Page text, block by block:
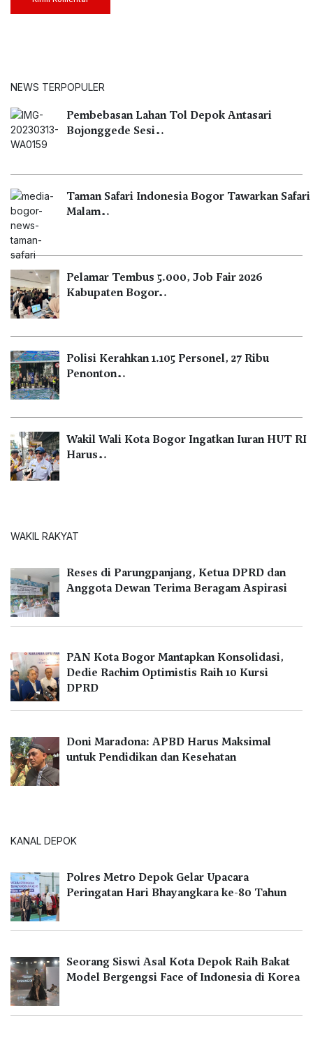
NEWS TERPOPULER
Pembebasan Lahan Tol Depok Antasari
Bojonggede Sesi…
Taman Safari Indonesia Bogor Tawarkan Safari
Malam…
Pelamar Tembus 5.000, Job Fair 2026
Kabupaten Bogor…
Polisi Kerahkan 1.105 Personel, 27 Ribu
Penonton…
Wakil Wali Kota Bogor Ingatkan Iuran HUT RI
Harus…
WAKIL RAKYAT
Reses di Parungpanjang, Ketua DPRD dan
Anggota Dewan Terima Beragam Aspirasi
PAN Kota Bogor Mantapkan Konsolidasi,
Dedie Rachim Optimistis Raih 10 Kursi
DPRD
Doni Maradona: APBD Harus Maksimal
untuk Pendidikan dan Kesehatan
KANAL DEPOK
Polres Metro Depok Gelar Upacara
Peringatan Hari Bhayangkara ke-80 Tahun
Seorang Siswi Asal Kota Depok Raih Bakat
Model Bergengsi Face of Indonesia di Korea